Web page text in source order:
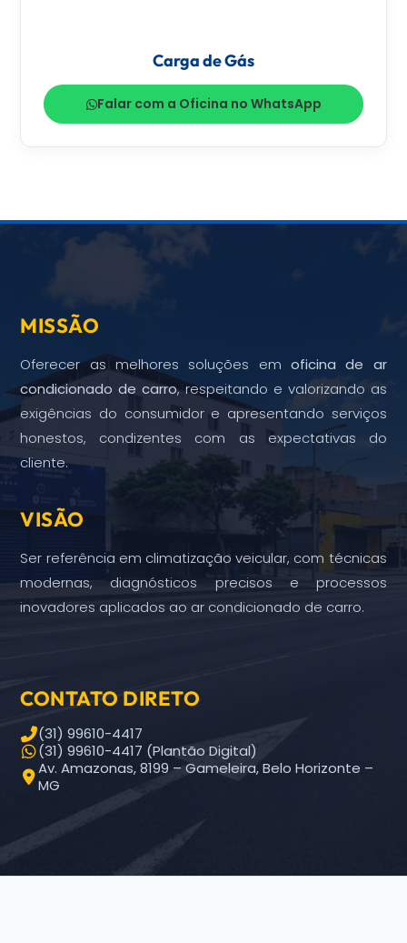
Carga de Gás
Falar com a Oficina no WhatsApp
MISSÃO
Oferecer as melhores soluções em oficina de ar
condicionado de carro, respeitando e valorizando as
exigências do consumidor e apresentando serviços
honestos, condizentes com as expectativas do
cliente.
VISÃO
Ser referência em climatização veicular, com técnicas
modernas, diagnósticos precisos e processos
inovadores aplicados ao ar condicionado de carro.
CONTATO DIRETO
(31) 99610-4417
(31) 99610-4417 (Plantão Digital)
Av. Amazonas, 8199 – Gameleira, Belo Horizonte –
MG